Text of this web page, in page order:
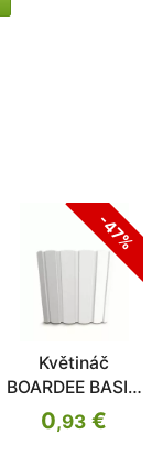
-47%
Květináč
BOARDEE BASIC
bílý 23,9cm
0,93 €